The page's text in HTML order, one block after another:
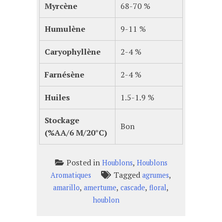
Myrcène 68-70 %
Humulène 9-11 %
Caryophyllène 2-4 %
Farnésène 2-4 %
Huiles 1.5-1.9 %
Stockage
(%AA/6 M/20°C)
Bon
Posted in Houblons, Houblons
Aromatiques
Tagged agrumes,
amarillo, amertume, cascade, floral,
houblon